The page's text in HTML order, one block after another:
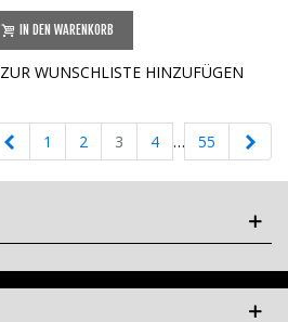
IN DEN WARENKORB
ZUR WUNSCHLISTE HINZUFÜGEN
Zurück
1 2 3 4 … 55